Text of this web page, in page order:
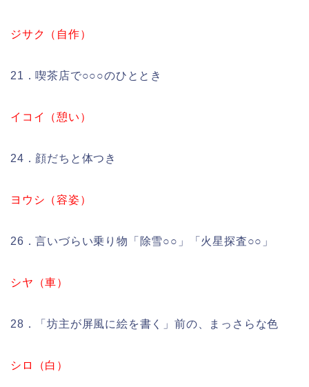
ジサク（自作）
21．喫茶店で○○○のひととき
イコイ（憩い）
24．顔だちと体つき
ヨウシ（容姿）
26．言いづらい乗り物「除雪○○」「火星探査○○」
シヤ（車）
28．「坊主が屏風に絵を書く」前の、まっさらな色
シロ（白）